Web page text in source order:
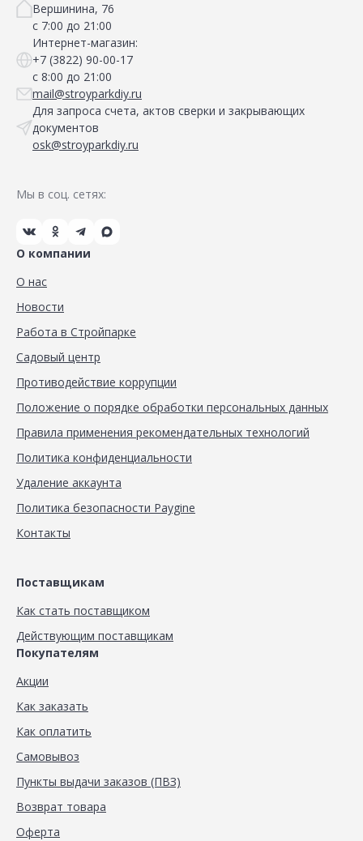
Вершинина, 76
с 7:00 до 21:00
Интернет-магазин:
+7 (3822) 90-00-17
с 8:00 до 21:00
mail@stroyparkdiy.ru
Для запроса счета, актов сверки и закрывающих
документов
osk@stroyparkdiy.ru
Мы в соц. сетях:
О компании
О нас
Новости
Работа в Стройпарке
Садовый центр
Противодействие коррупции
Положение о порядке обработки персональных данных
Правила применения рекомендательных технологий
Политика конфиденциальности
Удаление аккаунта
Политика безопасности Paygine
Контакты
Поставщикам
Как стать поставщиком
Действующим поставщикам
Покупателям
Акции
Как заказать
Как оплатить
Самовывоз
Пункты выдачи заказов (ПВЗ)
Возврат товара
Оферта